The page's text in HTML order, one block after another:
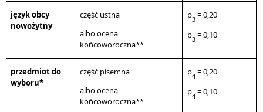
język obcy
nowożytny
część ustna
albo ocena
końcoworoczna**
p3 = 0,20
p3 = 0,10
przedmiot do
wyboru*
część pisemna
albo ocena
końcoworoczna**
p4 = 0,20
p4 = 0,10